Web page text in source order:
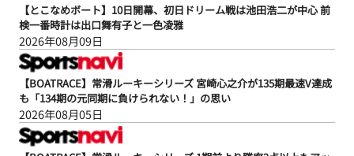
【とこなめボート】10日開幕、初日ドリーム戦は池田浩二が中心 前
検一番時計は出口舞有子と一色凌雅
2026年08月09日
【BOATRACE】常滑ルーキーシリーズ 宮崎心之介が135期最速V達成
も「134期の元同期に負けられない！」の思い
2026年08月05日